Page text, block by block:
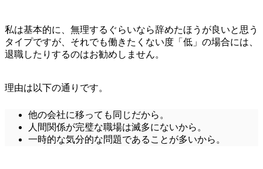
私は基本的に、無理するぐらいなら辞めたほうが良いと思う
タイプですが、それでも働きたくない度「低」の場合には、
退職したりするのはお勧めしません。
理由は以下の通りです。
他の会社に移っても同じだから。
人間関係が完璧な職場は滅多にないから。
一時的な気分的な問題であることが多いから。